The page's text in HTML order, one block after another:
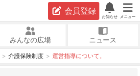
会員登録
お知らせ メニュー
みんなの広場 ニュース
介護保険制度 運営指導について。